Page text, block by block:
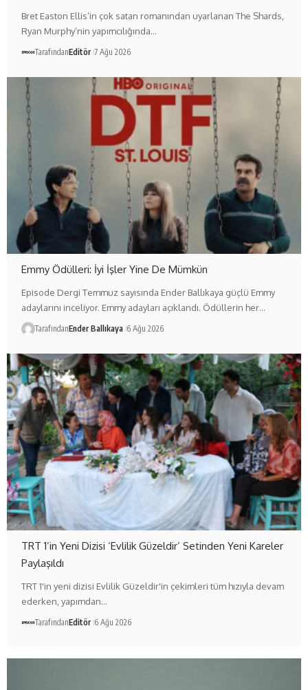
Bret Easton Ellis’in çok satan romanından uyarlanan The Shards,
Ryan Murphy’nin yapımcılığında…
TarafındanEditör 7 Ağu 2026
Emmy Ödülleri: İyi İşler Yine De Mümkün
Episode Dergi Temmuz sayısında Ender Ballıkaya güçlü Emmy
adaylarını inceliyor. Emmy adayları açıklandı. Ödüllerin her…
TarafındanEnder Ballıkaya 6 Ağu 2026
TRT 1’in Yeni Dizisi ‘Evlilik Güzeldir’ Setinden Yeni Kareler
Paylaşıldı
TRT 1'in yeni dizisi Evlilik Güzeldir'in çekimleri tüm hızıyla devam
ederken, yapımdan…
TarafındanEditör 6 Ağu 2026